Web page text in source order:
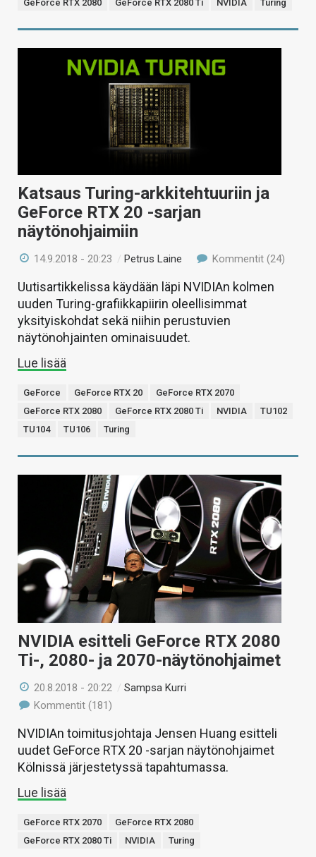
GeForce RTX 2080 GeForce RTX 2080 Ti NVIDIA Turing
Katsaus Turing-arkkitehtuuriin ja
GeForce RTX 20 -sarjan
näytönohjaimiin
14.9.2018 - 20:23 /Petrus Laine Kommentit (24)
Uutisartikkelissa käydään läpi NVIDIAn kolmen
uuden Turing-grafiikkapiirin oleellisimmat
yksityiskohdat sekä niihin perustuvien
näytönohjainten ominaisuudet.
Lue lisää
GeForce GeForce RTX 20
GeForce RTX 2070
GeForce RTX 2080
GeForce RTX 2080 Ti NVIDIA
TU102
TU104
TU106 Turing
NVIDIA esitteli GeForce RTX 2080
Ti-, 2080- ja 2070-näytönohjaimet
20.8.2018 - 20:22 /Sampsa Kurri
Kommentit (181)
NVIDIAn toimitusjohtaja Jensen Huang esitteli
uudet GeForce RTX 20 -sarjan näytönohjaimet
Kölnissä järjestetyssä tapahtumassa.
Lue lisää
GeForce RTX 2070
GeForce RTX 2080
GeForce RTX 2080 Ti
NVIDIA Turing